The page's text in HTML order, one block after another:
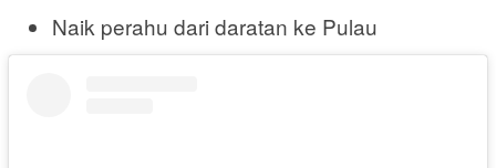
Naik perahu dari daratan ke Pulau